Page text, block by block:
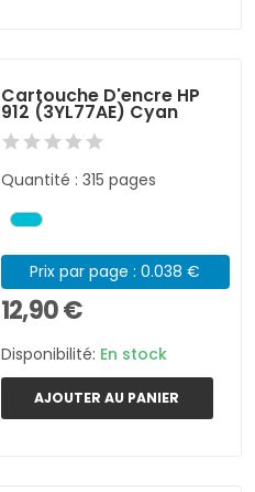
Cartouche D'encre HP
912 (3YL77AE) Cyan
Quantité : 315 pages
Prix par page : 0.038 €
12,90 €
Disponibilité: En stock
AJOUTER AU PANIER